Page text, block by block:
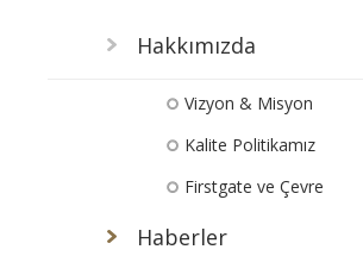
Hakkımızda
Vizyon & Misyon
Kalite Politikamız
Firstgate ve Çevre
Haberler